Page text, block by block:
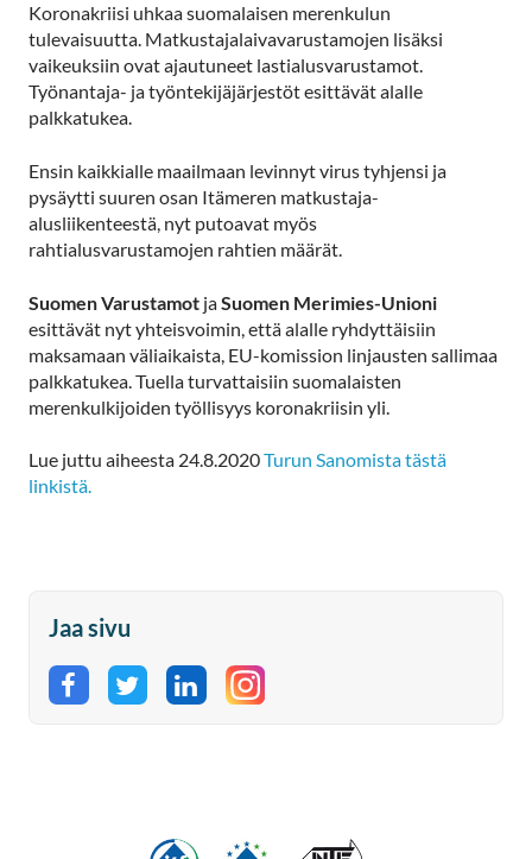
Koronakriisi uhkaa suomalaisen merenkulun
tulevaisuutta. Matkustajalaivavarustamojen lisäksi
vaikeuksiin ovat ajautuneet lastialusvarustamot.
Työnantaja- ja työntekijäjärjestöt esittävät alalle
palkkatukea.
Ensin kaikkialle maailmaan levinnyt virus tyhjensi ja
pysäytti suuren osan Itämeren matkustaja-
alusliikenteestä, nyt putoavat myös
rahtialusvarustamojen rahtien määrät.
Suomen Varustamot jaSuomen Merimies-Unioni
esittävät nyt yhteisvoimin, että alalle ryhdyttäisiin
maksamaan väliaikaista, EU-komission linjausten sallimaa
palkkatukea. Tuella turvattaisiin suomalaisten
merenkulkijoiden työllisyys koronakriisin yli.
Lue juttu aiheesta 24.8.2020Turun Sanomista tästä
linkistä.
Jaa sivu
Jaa Facebookissa
Jaa Twitterissä
Jaa LinkedInissä